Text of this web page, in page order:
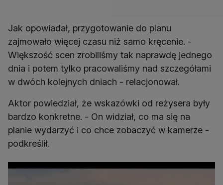
Jak opowiadał, przygotowanie do planu
zajmowało więcej czasu niż samo kręcenie. -
Większość scen zrobiliśmy tak naprawdę jednego
dnia i potem tylko pracowaliśmy nad szczegółami
w dwóch kolejnych dniach - relacjonował.
Aktor powiedział, że wskazówki od reżysera były
bardzo konkretne. - On widział, co ma się na
planie wydarzyć i co chce zobaczyć w kamerze -
podkreślił.